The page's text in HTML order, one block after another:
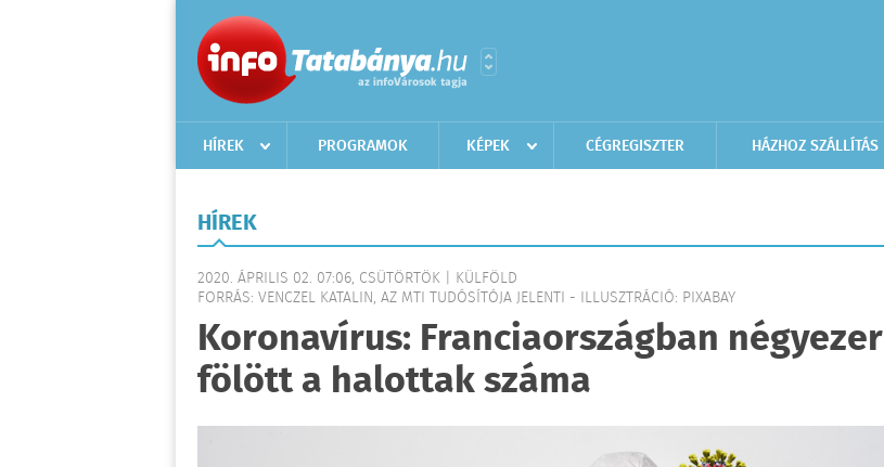
HÍREK PROGRAMOK KÉPEK CÉGREGISZTER HÁZHOZ SZÁLLÍTÁS
HÍREK
2020. ÁPRILIS 02. 07:06, CSÜTÖRTÖK | KÜLFÖLD
FORRÁS: VENCZEL KATALIN, AZ MTI TUDÓSÍTÓJA JELENTI - ILLUSZTRÁCIÓ: PIXABAY
Koronavírus: Franciaországban négyezer
fölött a halottak száma